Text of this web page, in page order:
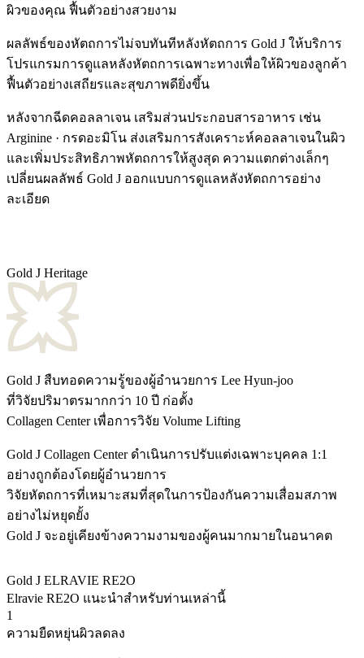
ผิวของคุณ ฟื้นตัวอย่างสวยงาม
ผลลัพธ์ของหัตถการไม่จบทันทีหลังหัตถการ Gold J ให้บริการ
โปรแกรมการดูแลหลังหัตถการเฉพาะทางเพื่อให้ผิวของลูกค้า
ฟื้นตัวอย่างเสถียรและสุขภาพดียิ่งขึ้น
หลังจากฉีดคอลลาเจน เสริมส่วนประกอบสารอาหาร เช่น
Arginine · กรดอะมิโน ส่งเสริมการสังเคราะห์คอลลาเจนในผิว
และเพิ่มประสิทธิภาพหัตถการให้สูงสุด ความแตกต่างเล็กๆ
เปลี่ยนผลลัพธ์ Gold J ออกแบบการดูแลหลังหัตถการอย่าง
ละเอียด
Gold J Heritage
Gold J สืบทอดความรู้ของผู้อำนวยการ Lee Hyun-joo
ที่วิจัยปริมาตรมากกว่า 10 ปี ก่อตั้ง
Collagen Center เพื่อการวิจัย Volume Lifting
Gold J Collagen Center ดำเนินการปรับแต่งเฉพาะบุคคล 1:1
อย่างถูกต้องโดยผู้อำนวยการ
วิจัยหัตถการที่เหมาะสมที่สุดในการป้องกันความเสื่อมสภาพ
อย่างไม่หยุดยั้ง
Gold J จะอยู่เคียงข้างความงามของผู้คนมากมายในอนาคต
Gold J ELRAVIE RE2O
Elravie RE2O แนะนำสำหรับท่านเหล่านี้
1
ความยืดหยุ่นผิวลดลง